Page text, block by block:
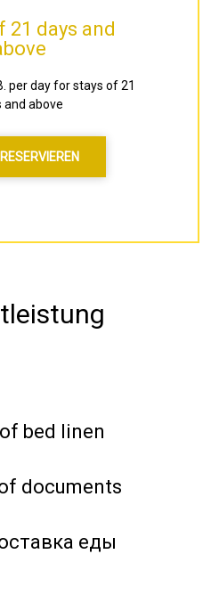
21 days and
per day for stays of 21
and above
bed linen
documents
еды